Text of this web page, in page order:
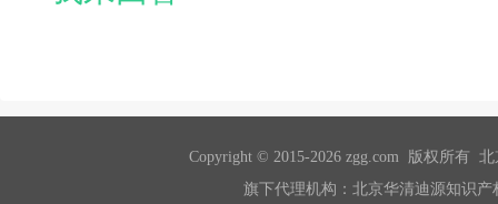
Copyright © 2015-2026 zgg.com 版权所有
旗下代理机构：北京华清迪源知识